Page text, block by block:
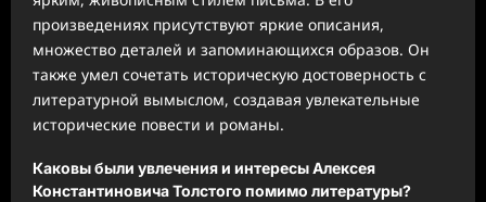
произведениях присутствуют яркие описания,
множество деталей и запоминающихся образов. Он
также умел сочетать историческую достоверность с
литературной вымыслом, создавая увлекательные
исторические повести и романы.
Каковы были увлечения и интересы Алексея
Константиновича Толстого помимо литературы?